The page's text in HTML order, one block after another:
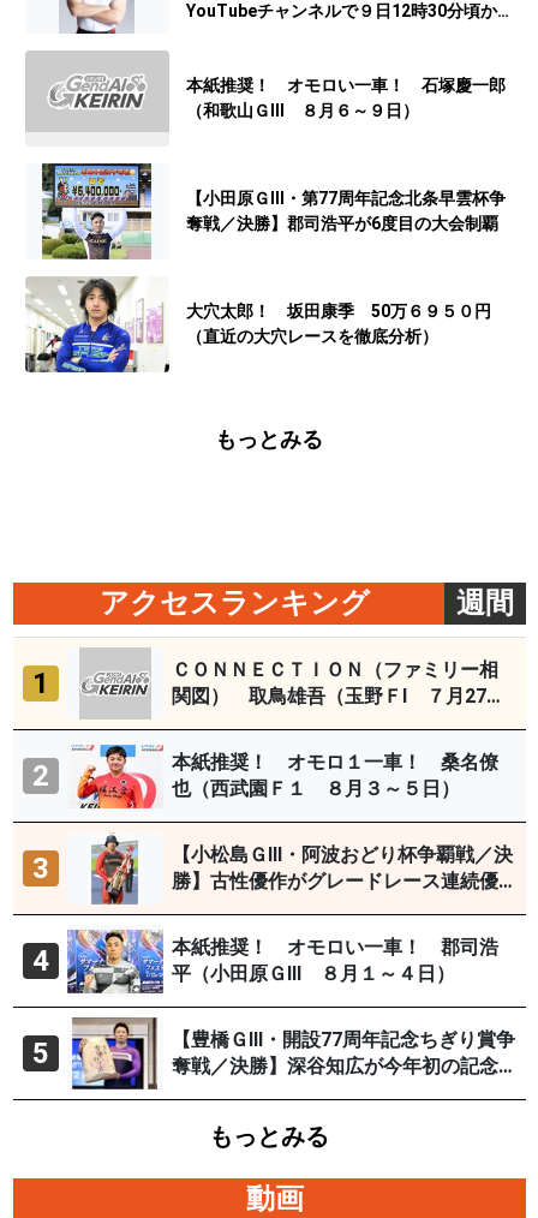
YouTubeチャンネルで９日12時30分頃から
本紙推奨！ オモロい一車！ 石塚慶一郎
（和歌山ＧⅢ ８月６～９日）
【小田原ＧⅢ・第77周年記念北条早雲杯争
奪戦／決勝】郡司浩平が6度目の大会制覇
大穴太郎！ 坂田康季 50万６９５０円
（直近の大穴レースを徹底分析）
もっとみる
アクセスランキング 週間
1
ＣＯＮＮＥＣＴＩＯＮ（ファミリー相
関図） 取鳥雄吾（玉野ＦⅠ ７月27～
2
本紙推奨！ オモロ１一車！ 桑名僚
也（西武園Ｆ１ ８月３～５日）
3
【小松島ＧⅢ・阿波おどり杯争覇戦／決
勝】古性優作がグレードレース連続優
4
本紙推奨！ オモロい一車！ 郡司浩
平（小田原ＧⅢ ８月１～４日）
5
【豊橋ＧⅢ・開設77周年記念ちぎり賞争
奪戦／決勝】深谷知広が今年初の記念
もっとみる
動画